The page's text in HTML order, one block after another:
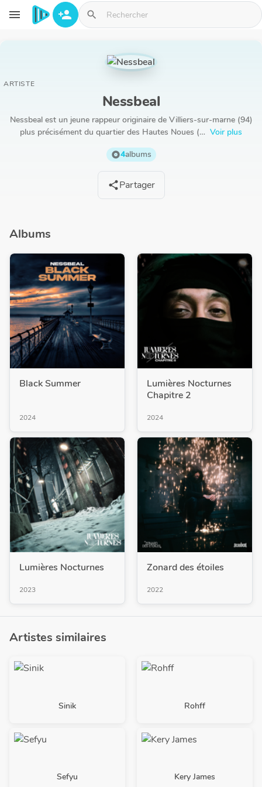
Aller au contenu principal
menu person_add search
ARTISTE
Nessbeal
Nessbeal est un jeune rappeur originaire de Villiers-sur-marne (94)
plus précisément du quartier des Hautes Noues (… Voir plus
album4albums
sharePartager
Albums
Black Summer
2024
Lumières Nocturnes
Chapitre 2
2024
Lumières Nocturnes
2023
Zonard des étoiles
2022
Artistes similaires
Sinik Rohff
Sefyu Kery James